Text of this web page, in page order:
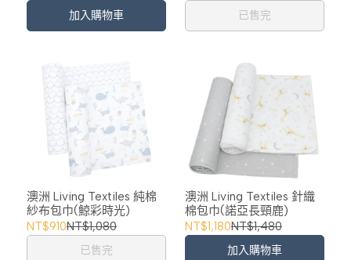
加入購物車 已售完
澳洲 Living Textiles 純棉
紗布包巾(鯨彩時光)
NT$910NT$1,080
已售完
澳洲 Living Textiles 針織
棉包巾(諾亞長頸鹿)
NT$1,180NT$1,480
加入購物車